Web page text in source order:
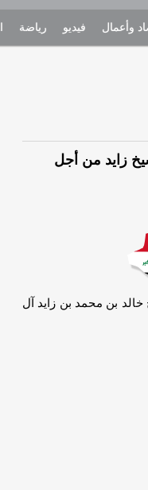
وأعمال فيديو رياضة
زايد من أجل
بن محمد بن زايد آل